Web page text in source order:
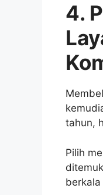
4.
tahun,
Pilih